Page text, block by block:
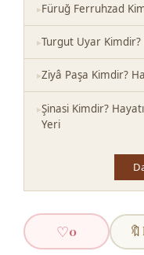
Füruğ Ferruhzad
Turgut Uyar Kimdir?
Ziyâ Paşa Kimdir?
Şinasi Kimdir?
Yeri
♡0 🔖